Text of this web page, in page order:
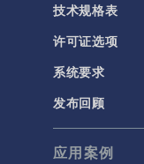
技术规格表
许可证选项
系统要求
发布回顾
应用案例